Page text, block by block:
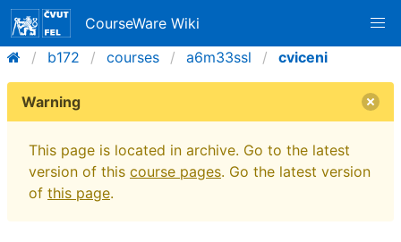
CourseWare Wiki
b172
courses a6m33ssl cviceni
Warning
This page is located in archive. Go to the latest
version of this course pages. Go the latest version
of this page.